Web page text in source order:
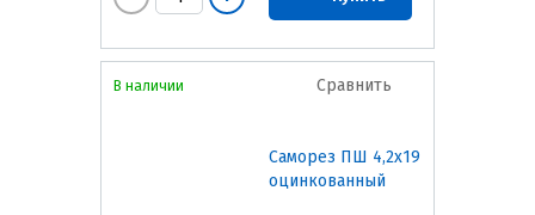
Сравнить
Саморез ПШ 4,2х19
оцинкованный
В наличии